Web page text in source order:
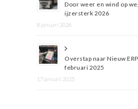
Door weer en wind op
ijzersterk 2026
8 januari 2026
Overstap naar Nieuw
februari 2025
17 januari 2025